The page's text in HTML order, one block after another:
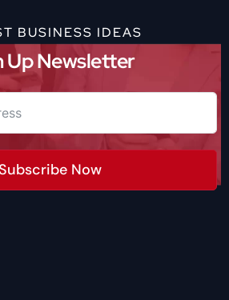
BUSINESS IDEAS
Up Newsletter
Now